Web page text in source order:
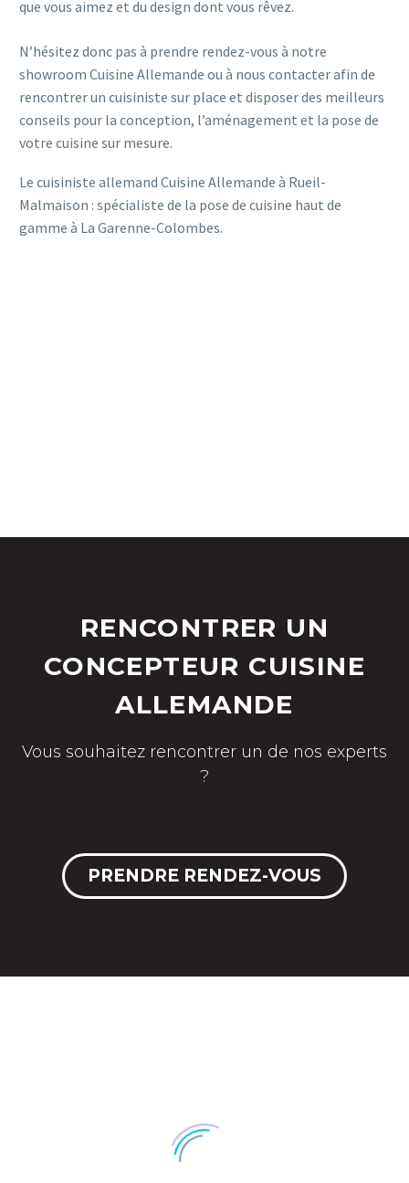
que vous aimez et du design dont vous rêvez.
N’hésitez donc pas à prendre rendez-vous à notre
showroom Cuisine Allemande ou à nous contacter afin de
rencontrer un cuisiniste sur place et disposer des meilleurs
conseils pour la conception, l’aménagement et la pose de
votre cuisine sur mesure.
Le cuisiniste allemand Cuisine Allemande à Rueil-
Malmaison : spécialiste de la pose de cuisine haut de
gamme à La Garenne-Colombes.
RENCONTRER UN
CONCEPTEUR CUISINE
ALLEMANDE
Vous souhaitez rencontrer un de nos experts
?
PRENDRE RENDEZ-VOUS